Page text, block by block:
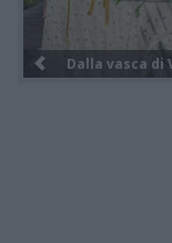
Il salvataggio